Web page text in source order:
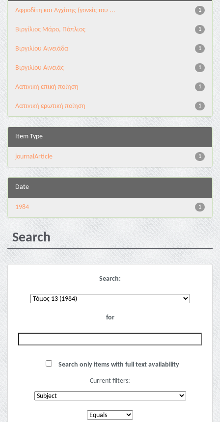
1
Αφροδίτη και Αγχίσης (γονείς του ...
1
Βιργίλιος Μάρο, Πόπλιος
1
Βιργιλίου Αινειάδα
1
Βιργιλίου Αινειάς
1
Λατινική επική ποίηση
1
Λατινική ερωτική ποίηση
Item Type
1
journalArticle
Date
1
1984
Search
Search:
for
Search only items with full text availability
Current filters: